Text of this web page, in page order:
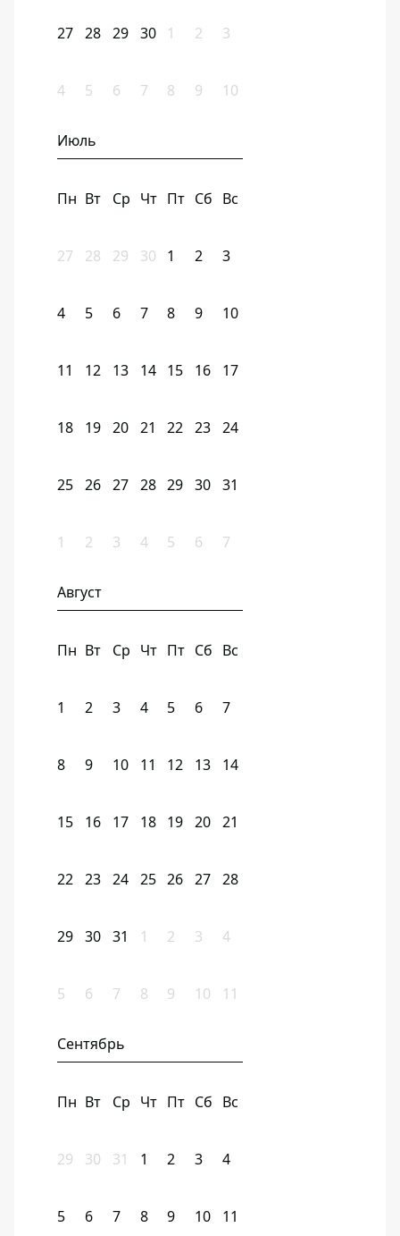
27 28 29 30 1 2 3
4 5 6 7 8 9 10
Июль
Пн Вт Ср Чт Пт Сб Вс
27 28 29 30 1 2 3
4 5 6 7 8 9 10
11 12 13 14 15 16 17
18 19 20 21 22 23 24
25 26 27 28 29 30 31
1 2 3 4 5 6 7
Август
Пн Вт Ср Чт Пт Сб Вс
1 2 3 4 5 6 7
8 9 10 11 12 13 14
15 16 17 18 19 20 21
22 23 24 25 26 27 28
29 30 31 1 2 3 4
5 6 7 8 9 10 11
Сентябрь
Пн Вт Ср Чт Пт Сб Вс
29 30 31 1 2 3 4
5 6 7 8 9 10 11